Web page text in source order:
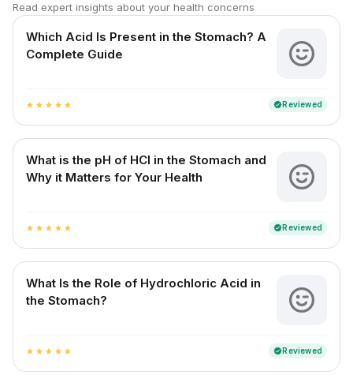
Read expert insights about your health concerns
Which Acid Is Present in the Stomach? A
Complete Guide
star star star star star verifiedReviewed
What is the pH of HCl in the Stomach and
Why it Matters for Your Health
star star star star star verifiedReviewed
What Is the Role of Hydrochloric Acid in
the Stomach?
star star star star star verifiedReviewed